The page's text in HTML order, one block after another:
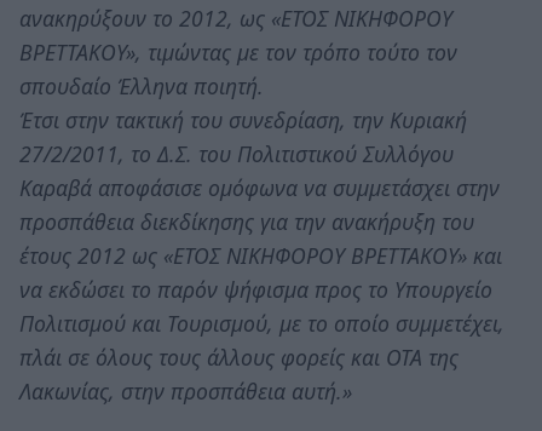
ανακηρύξουν το 2012, ως «ΕΤΟΣ ΝΙΚΗΦΟΡΟΥ
ΒΡΕΤΤΑΚΟΥ», τιμώντας με τον τρόπο τούτο τον
σπουδαίο Έλληνα ποιητή.
Έτσι στην τακτική του συνεδρίαση, την Κυριακή
27/2/2011, το Δ.Σ. του Πολιτιστικού Συλλόγου
Καραβά αποφάσισε ομόφωνα να συμμετάσχει στην
προσπάθεια διεκδίκησης για την ανακήρυξη του
έτους 2012 ως «ΕΤΟΣ ΝΙΚΗΦΟΡΟΥ ΒΡΕΤΤΑΚΟΥ» και
να εκδώσει το παρόν ψήφισμα προς το Υπουργείο
Πολιτισμού και Τουρισμού, με το οποίο συμμετέχει,
πλάι σε όλους τους άλλους φορείς και ΟΤΑ της
Λακωνίας, στην προσπάθεια αυτή.»